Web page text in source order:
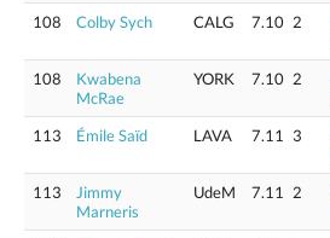
108 Colby Sych CALG 7.10 2
108
Kwabena
McRae
YORK 7.10 2
113
Émile Saïd LAVA 7.11 3
113
Jimmy
Marneris
UdeM 7.11 2